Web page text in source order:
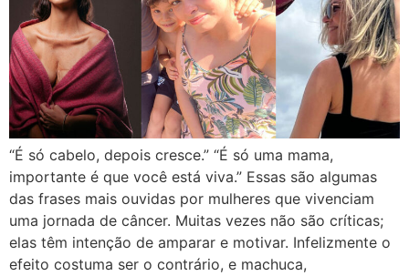
“É só cabelo, depois cresce.” “É só uma mama,
importante é que você está viva.” Essas são algumas
das frases mais ouvidas por mulheres que vivenciam
uma jornada de câncer. Muitas vezes não são críticas;
elas têm intenção de amparar e motivar. Infelizmente o
efeito costuma ser o contrário, e machuca,